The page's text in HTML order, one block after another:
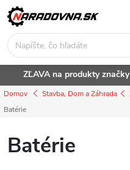
Prejsť
na
obsah
ZĽAVA na produkty
Domov Stavba, Dom a Záhrada
Batérie
Batérie